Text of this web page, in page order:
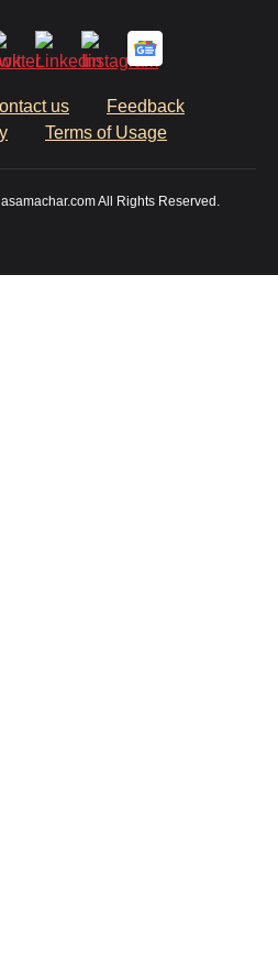
us
Feedback
Terms of Usage
All Rights Reserved.